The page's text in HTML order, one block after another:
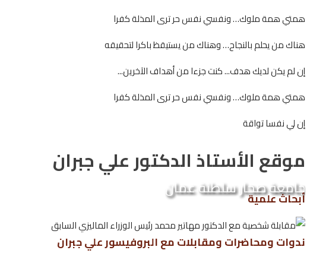
جامعة صحار سلطنة عمان
همتي همة ملوك… ونفسي نفس حر ترى المذلة كفرا
هناك من يحلم بالنجاح… وهناك من يستيقظ باكرا لتحقيقه
إن لم يكن لديك هدف... كنت جزءا من أهداف الآخرين...
همتي همة ملوك… ونفسي نفس حر ترى المذلة كفرا
إن لي نفسا تواقة
موقع الأستاذ الدكتور علي جبران
أبحاث علمية
ندوات ومحاضرات ومقابلات مع البروفيسور علي جبران